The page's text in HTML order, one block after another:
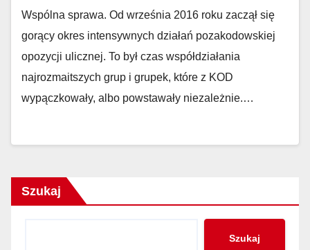
Wspólna sprawa. Od września 2016 roku zaczął się
gorący okres intensywnych działań pozakodowskiej
opozycji ulicznej. To był czas współdziałania
najrozmaitszych grup i grupek, które z KOD
wypączkowały, albo powstawały niezależnie.…
Szukaj
Szukaj